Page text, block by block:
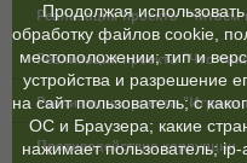
Реализация проекта "Читаем
Реализация проекта "Что
Реализация проекта "Играем
Противодействие коррупции
Продолжая
обработку файлов cookie,
местоположении; тип и
устройства и разрешение
на сайт пользователь; с
ОС и Браузера; какие
нажимает пользователь;